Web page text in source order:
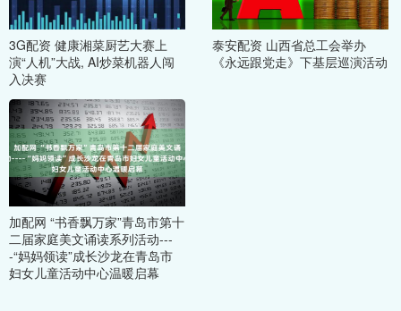
3G配资 健康湘菜厨艺大赛上
演“人机”大战, AI炒菜机器人闯
入决赛
泰安配资 山西省总工会举办
《永远跟党走》下基层巡演活动
加配网 “书香飘万家”青岛市第十
二届家庭美文诵读系列活动---
-“妈妈领读”成长沙龙在青岛市
妇女儿童活动中心温暖启幕